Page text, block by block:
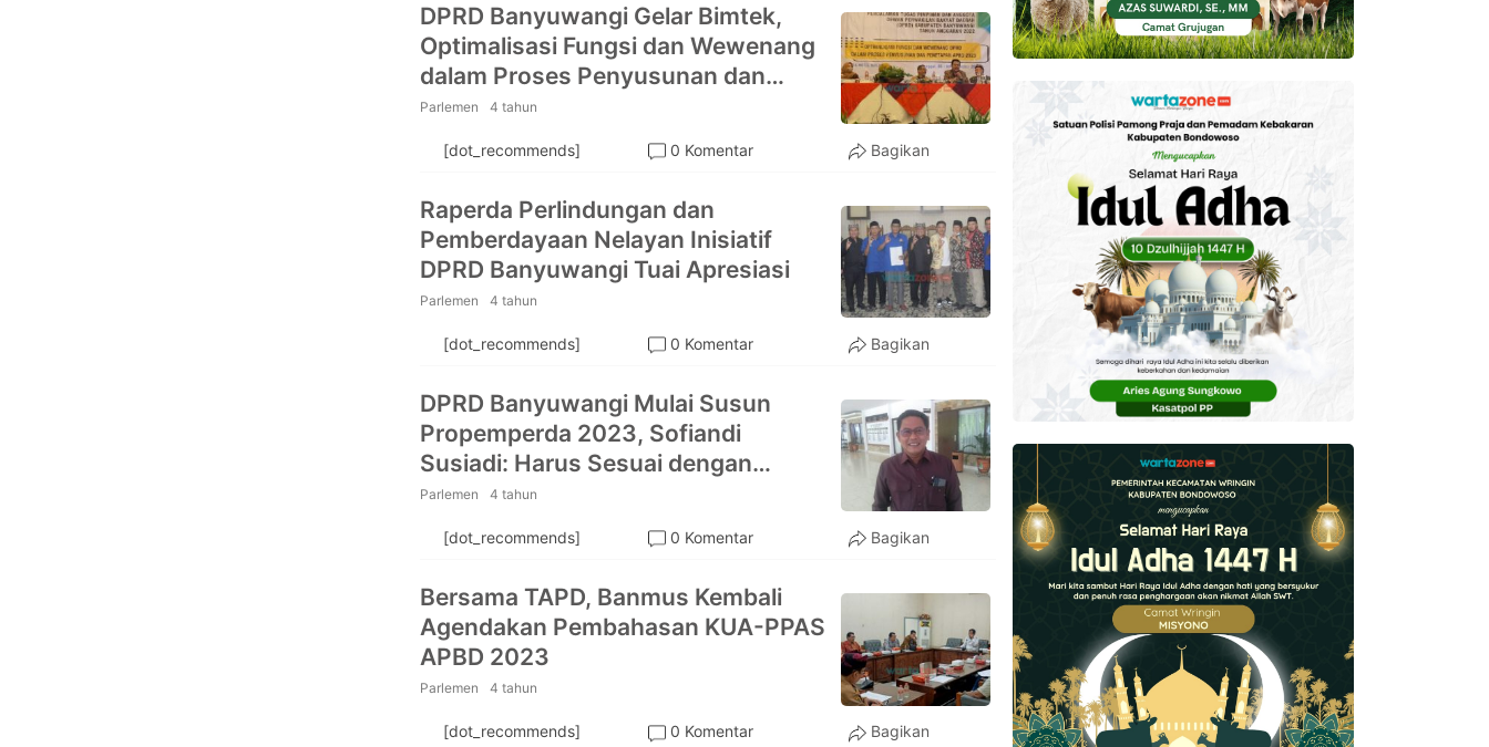
DPRD Banyuwangi Gelar Bimtek,
Optimalisasi Fungsi dan Wewenang
dalam Proses Penyusunan dan
Penetapan APBD 2023
Parlemen 4 tahun
[dot_recommends] 0 Komentar Bagikan
Raperda Perlindungan dan
Pemberdayaan Nelayan Inisiatif
DPRD Banyuwangi Tuai Apresiasi
Parlemen 4 tahun
[dot_recommends] 0 Komentar Bagikan
DPRD Banyuwangi Mulai Susun
Propemperda 2023, Sofiandi
Susiadi: Harus Sesuai dengan
Kebutuhan Masyarakat
Parlemen 4 tahun
[dot_recommends] 0 Komentar Bagikan
Bersama TAPD, Banmus Kembali
Agendakan Pembahasan KUA-PPAS
APBD 2023
Parlemen 4 tahun
[dot_recommends] 0 Komentar Bagikan